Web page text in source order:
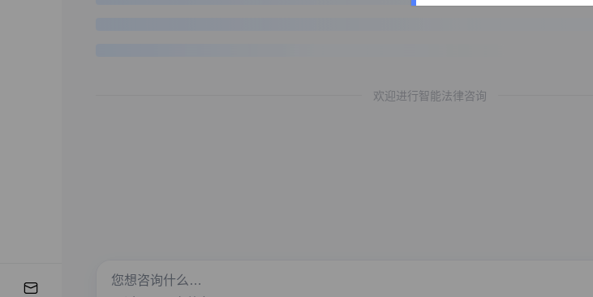
欢迎进行智能法律咨询